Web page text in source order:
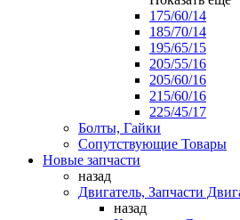
175/60/14
185/70/14
195/65/15
205/55/16
205/60/16
215/60/16
225/45/17
Болты, Гайки
Сопутствующие Товары
Новые запчасти
назад
Двигатель, Запчасти
назад